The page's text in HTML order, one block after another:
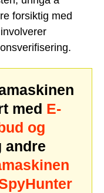
forsiktig med
med E-
og
andre